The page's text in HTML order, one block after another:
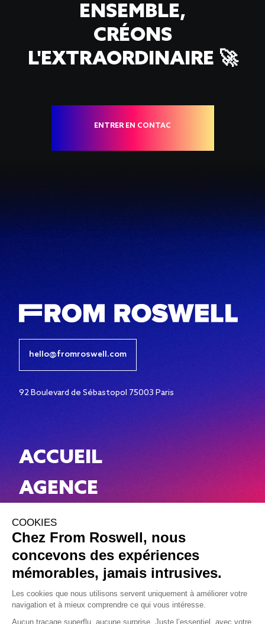
ENSEMBLE,
CRÉONS
L'EXTRAORDINAIRE 🚀
ENTRER EN CONTACT
hello@fromroswell.com
92 Boulevard de Sébastopol 75003 Paris
ACCUEIL
AGENCE
WORK
NEWS
CONTACT